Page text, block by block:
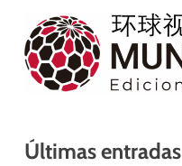
Últimas entradas